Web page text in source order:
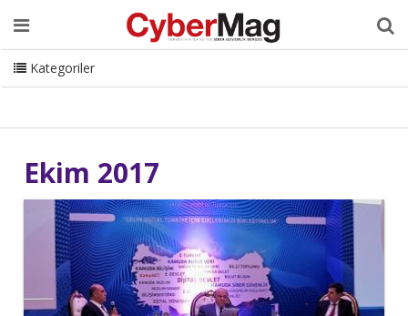
Ana Sayfa Hakkımızda Dergi Editörden
Danışmanlık
ISC Turkey Sizden Gelenler
İletişim
CyberMag Logo
Kategoriler
Ekim 2017